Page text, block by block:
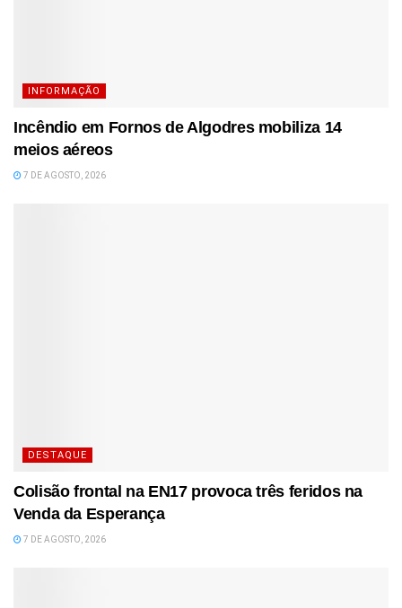
INFORMAÇÃO
Incêndio em Fornos de Algodres mobiliza 14
meios aéreos
7 DE AGOSTO, 2026
DESTAQUE
Colisão frontal na EN17 provoca três feridos na
Venda da Esperança
7 DE AGOSTO, 2026